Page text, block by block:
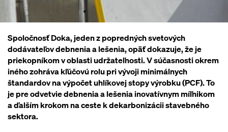
Spoločnosť Doka, jeden z popredných svetových
dodávateľov debnenia a lešenia, opäť dokazuje, že je
priekopníkom v oblasti udržateľnosti. V súčasnosti okrem
iného zohráva kľúčovú rolu pri vývoji minimálnych
štandardov na výpočet uhlíkovej stopy výrobku (PCF). To
je pre odvetvie debnenia a lešenia inovatívnym míľnikom
a ďalším krokom na ceste k dekarbonizácii stavebného
sektora.